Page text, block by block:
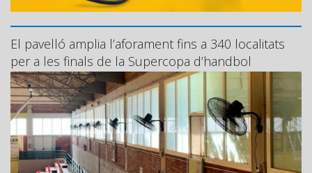
El pavelló amplia l’aforament fins a 340 localitats
per a les finals de la Supercopa d’handbol